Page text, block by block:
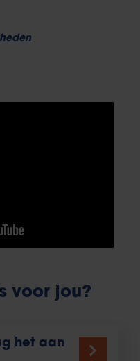
voor jou?
het aan